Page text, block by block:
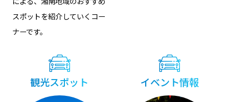
スポットを紹介していくコー
ナーです。
観光スポット イベント情報